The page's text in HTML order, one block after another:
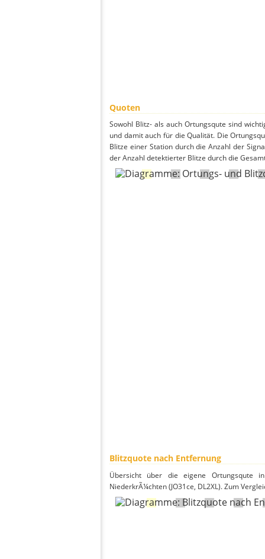
Quoten
Sowohl Blitz- als auch Ortungsqute sind
und damit auch für die Qualität. Die
Blitze einer Station durch die Anzahl der
der Anzahl detektierter Blitze durch die
Blitzquote nach Entfernung
Übersicht über die eigene Ortungsqute
NiederkrÃ¼chten (JO31ce, DL2XL). Zum